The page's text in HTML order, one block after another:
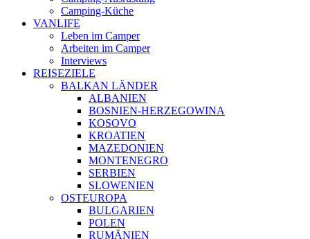
Camping-Küche
VANLIFE
Leben im Camper
Arbeiten im Camper
Interviews
REISEZIELE
BALKAN LÄNDER
ALBANIEN
BOSNIEN-HERZEGOWINA
KOSOVO
KROATIEN
MAZEDONIEN
MONTENEGRO
SERBIEN
SLOWENIEN
OSTEUROPA
BULGARIEN
POLEN
RUMÄNIEN